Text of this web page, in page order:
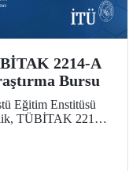
2214-A
Bursu
Eğitim Enstitüsü
TÜBİTAK 2214-